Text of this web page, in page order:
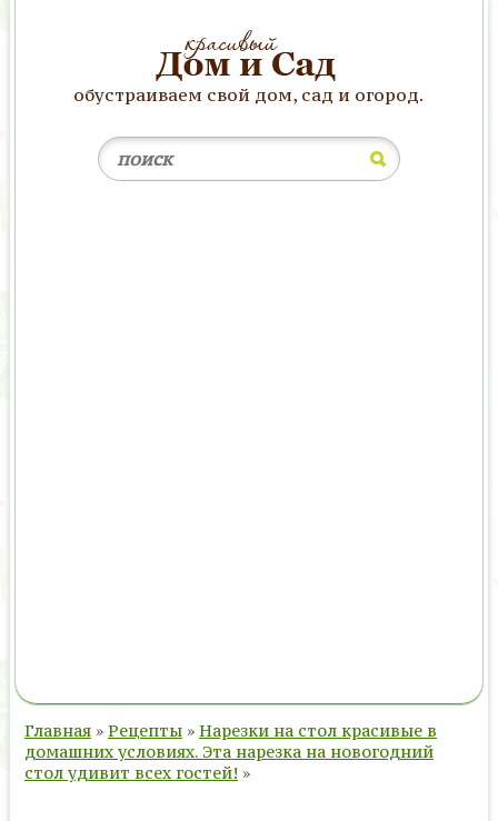
обустраиваем свой дом, сад и огород.
Главная » Рецепты » Нарезки на стол красивые в
домашних условиях. Эта нарезка на новогодний
стол удивит всех гостей! »